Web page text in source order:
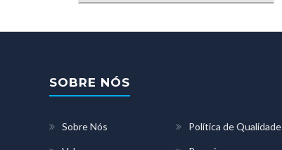
SOBRE NÓS
Sobre Nós Política de Qualidade